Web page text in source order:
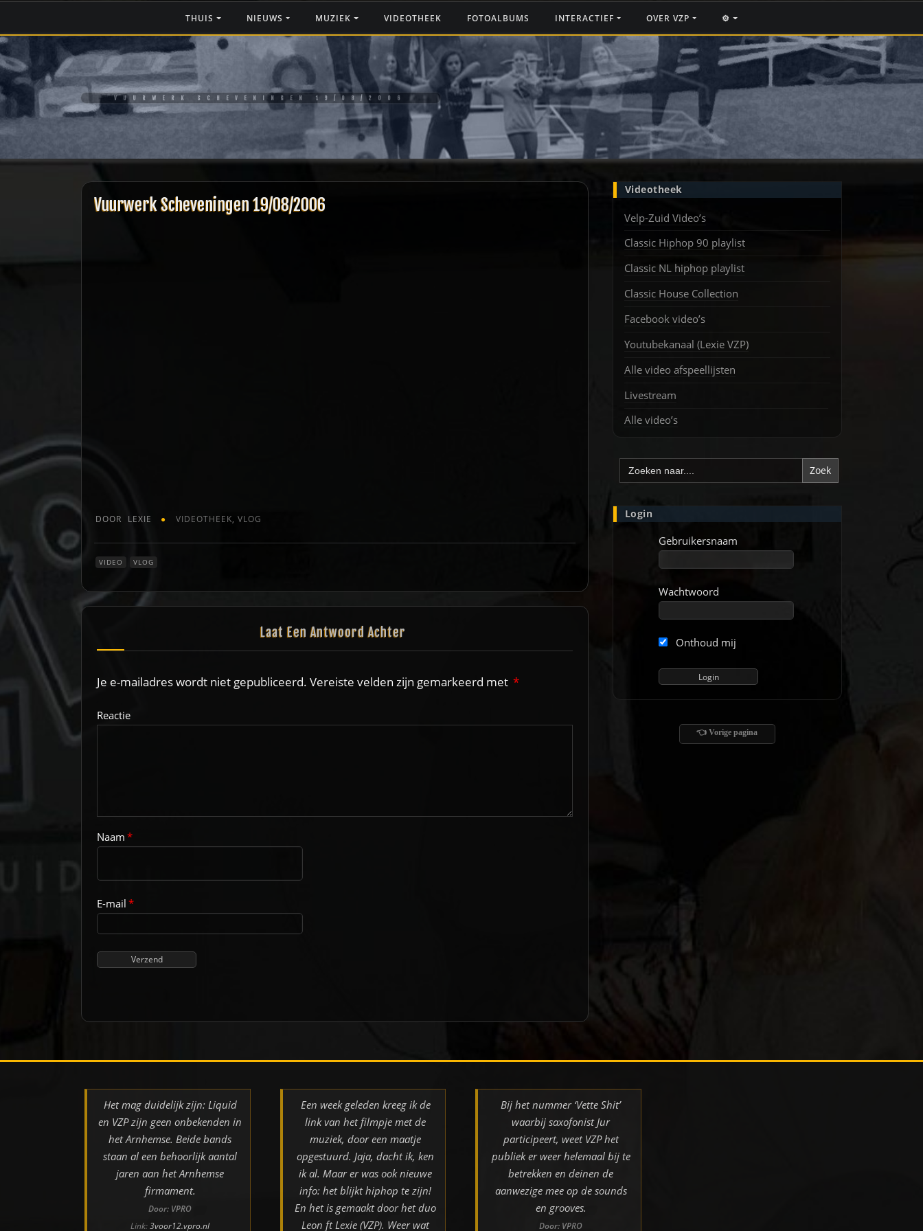
de
inhoud
THUIS NIEUWS MUZIEK VIDEOTHEEK FOTOALBUMS INTERACTIEF OVER VZP ⚙️
VUURWERK SCHEVENINGEN 19/08/2006
Vuurwerk Scheveningen 19/08/2006
DOOR LEXIE VIDEOTHEEK,VLOG
VIDEO VLOG
Laat Een Antwoord Achter
Je e-mailadres wordt niet gepubliceerd. Vereiste velden zijn gemarkeerd met *
Reactie
Naam*
E-mail*
Videotheek
Velp-Zuid Video’s
Classic Hiphop 90 playlist
Classic NL hiphop playlist
Classic House Collection
Facebook video’s
Youtubekanaal (Lexie VZP)
Alle video afspeellijsten
Livestream
Alle video’s
Zoek
naar:
Login
Gebruikersnaam
Wachtwoord
Onthoud mij
👈 Vorige pagina
Het mag duidelijk zijn: Liquid
en VZP zijn geen onbekenden in
het Arnhemse. Beide bands
staan al een behoorlijk aantal
jaren aan het Arnhemse
firmament.
Door: VPRO
Link:3voor12.vpro.nl
Een week geleden kreeg ik de
link van het filmpje met de
muziek, door een maatje
opgestuurd. Jaja, dacht ik, ken
ik al. Maar er was ook nieuwe
info: het blijkt hiphop te zijn!
En het is gemaakt door het duo
Leon ft Lexie (VZP). Weer wat
Bij het nummer ‘Vette Shit’
waarbij saxofonist Jur
participeert, weet VZP het
publiek er weer helemaal bij te
betrekken en deinen de
aanwezige mee op de sounds
en grooves.
Door: VPRO